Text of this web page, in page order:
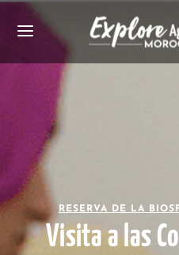
RESERVA DE LA
Visita a las